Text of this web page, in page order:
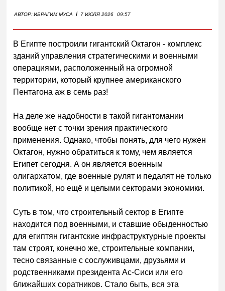
АВТОР:ИБРАГИМ МУСА I 7 ИЮЛЯ 2026 09:57
В Египте построили гигантский Октагон - комплекс
зданий управления стратегическими и военными
операциями, расположенный на огромной
территории, который крупнее американского
Пентагона аж в семь раз!
На деле же надобности в такой гигантомании
вообще нет с точки зрения практического
применения. Однако, чтобы понять, для чего нужен
Октагон, нужно обратиться к тому, чем является
Египет сегодня. А он является военным
олигархатом, где военные рулят и педалят не только
политикой, но ещё и целыми секторами экономики.
Суть в том, что строительный сектор в Египте
находится под военными, и ставшие обыденностью
для египтян гигантские инфраструктурные проекты
там строят, конечно же, строительные компании,
тесно связанные с сослуживцами, друзьями и
родственниками президента Ас-Сиси или его
ближайших соратников. Стало быть, вся эта